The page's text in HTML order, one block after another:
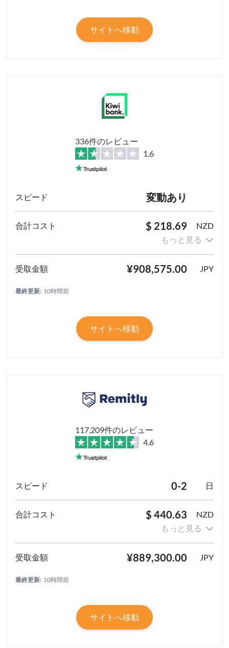
サイトへ移動
336件のレビュー
1.6
変動あり
$ 218.69
NZD
もっと見る
¥908,575.00 JPY
最終更新: 10時間前
サイトへ移動
117,209件のレビュー
4.6
0-2 日
$ 440.63
NZD
もっと見る
¥889,300.00 JPY
最終更新: 10時間前
サイトへ移動